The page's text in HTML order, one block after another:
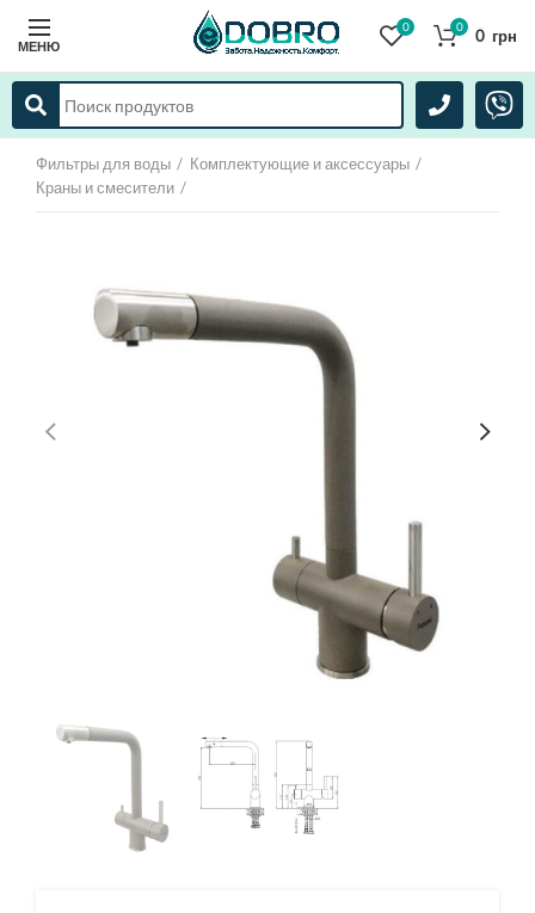
МЕНЮ
0 0 0 грн
Фильтры для воды
Комплектующие и аксессуары
Краны и смесители